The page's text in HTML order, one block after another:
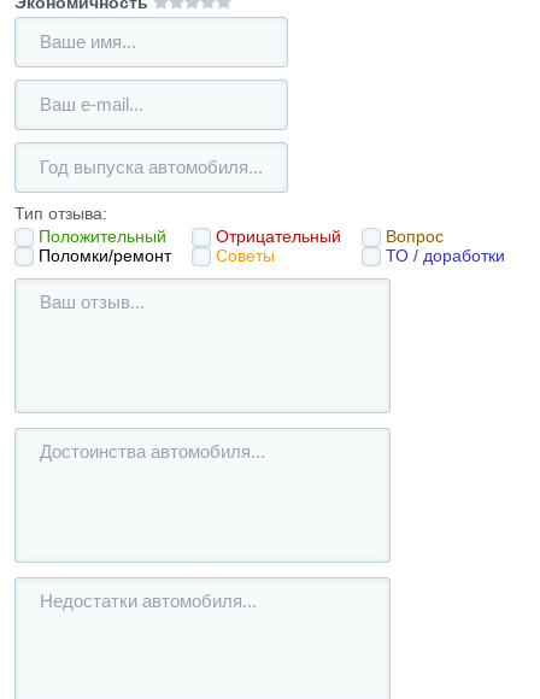
Тип отзыва:
Положительный
Отрицательный
Вопрос
Поломки/ремонт
Советы ТО / доработки